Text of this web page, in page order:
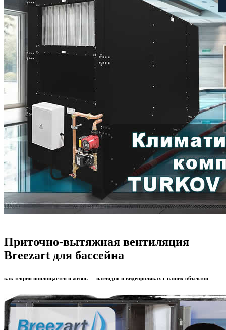
Приточно-вытяжная вентиляция
Breezart для бассейна
как теория воплощается в жизнь — наглядно в видеороликах с наших объектов